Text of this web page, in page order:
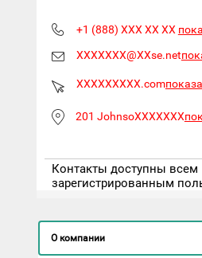
+1 (888) XXX XX XX
XXXXXXX@XXse.net
XXXXXXXXX.com
201 JohnsoXXXXXXX
Контакты доступны всем
зарегистрированным
О компании